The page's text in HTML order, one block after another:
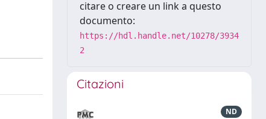
citare o creare un link a questo
documento:
https://hdl.handle.net/10278/3934
2
Citazioni
ND